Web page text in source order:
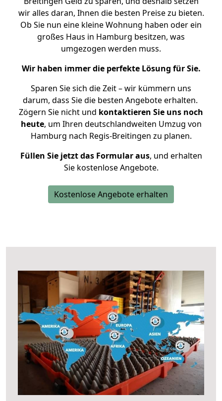
wir alles daran, Ihnen die besten Preise zu bieten.
Ob Sie nun eine kleine Wohnung haben oder ein
großes Haus in Hamburg besitzen, was
umgezogen werden muss.
Wir haben immer die perfekte Lösung für Sie.
Sparen Sie sich die Zeit – wir kümmern uns
darum, dass Sie die besten Angebote erhalten.
Zögern Sie nicht und kontaktieren Sie uns noch
heute, um Ihren deutschlandweiten Umzug von
Hamburg nach Regis-Breitingen zu planen.
Füllen Sie jetzt das Formular aus, und erhalten
Sie kostenlose Angebote.
Kostenlose Angebote erhalten